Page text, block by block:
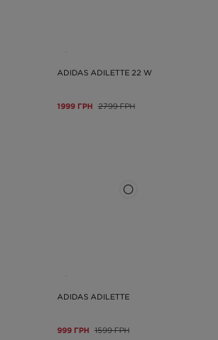
ADIDAS ADILETTE 22 W
1999 ГРН 2799 ГРН
ADIDAS ADILETTE
999 ГРН 1599 ГРН